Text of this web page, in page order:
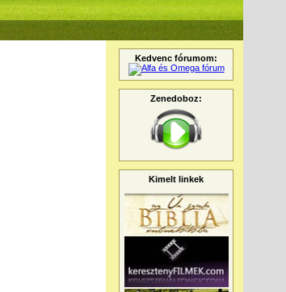
Kedvenc fórumom:
Zenedoboz:
Kimelt linkek